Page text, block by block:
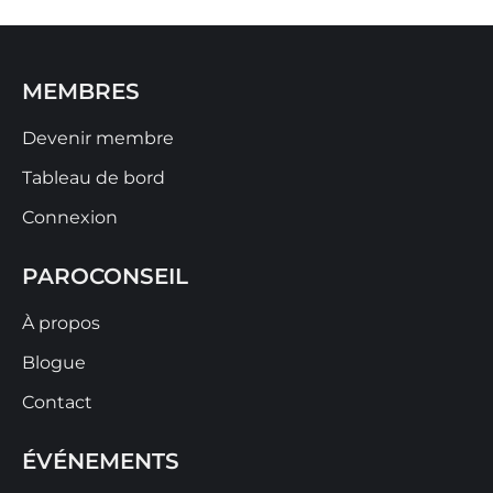
MEMBRES
Devenir membre
Tableau de bord
Connexion
PAROCONSEIL
À propos
Blogue
Contact
ÉVÉNEMENTS